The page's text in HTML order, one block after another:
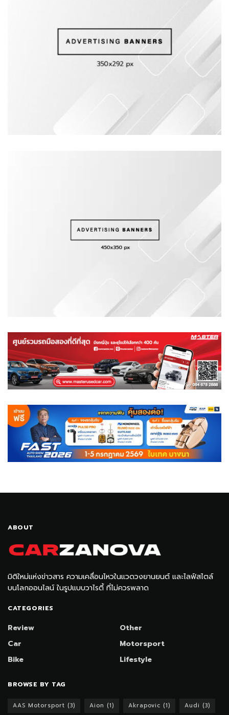
ABOUT
มิติใหม่แห่งข่าวสาร ความเคลื่อนไหวในแวดวงยานยนต์ และไลฟ์สไตล์
บนโลกออนไลน์ ในรูปแบบวาไรตี้ ที่ไม่ควรพลาด
CATEGORIES
Review
Car
Bike
Other
Motorsport
Lifestyle
BROWSE BY TAG
AAS Motorsport (3) Aion (1) Akrapovic (1) Audi (3)